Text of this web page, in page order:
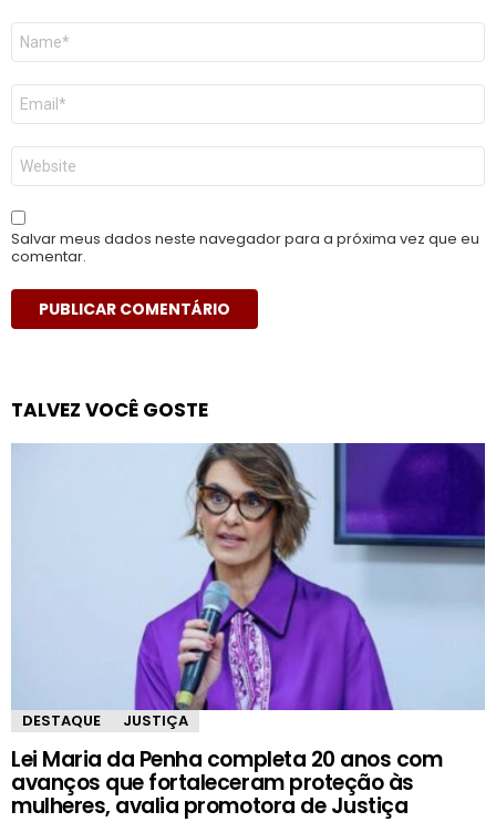
Nome
E-
mail
*
Site
Salvar meus dados neste navegador para a próxima vez que eu
comentar.
TALVEZ VOCÊ GOSTE
DESTAQUE JUSTIÇA
Lei Maria da Penha completa 20 anos com
avanços que fortaleceram proteção às
mulheres, avalia promotora de Justiça